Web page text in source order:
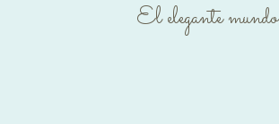
El elegante